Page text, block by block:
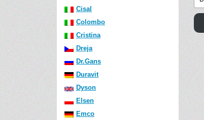
Cisal
Colombo
Cristina
Dreja
Dr.Gans
Duravit
Dyson
Elsen
Emco